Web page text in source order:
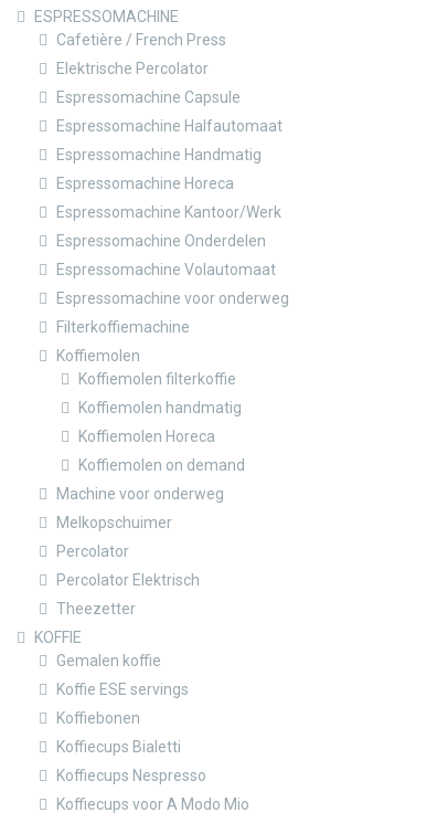
ESPRESSOMACHINE
Cafetière / French Press
Elektrische Percolator
Espressomachine Capsule
Espressomachine Halfautomaat
Espressomachine Handmatig
Espressomachine Horeca
Espressomachine Kantoor/Werk
Espressomachine Onderdelen
Espressomachine Volautomaat
Espressomachine voor onderweg
Filterkoffiemachine
Koffiemolen
Koffiemolen filterkoffie
Koffiemolen handmatig
Koffiemolen Horeca
Koffiemolen on demand
Machine voor onderweg
Melkopschuimer
Percolator
Percolator Elektrisch
Theezetter
KOFFIE
Gemalen koffie
Koffie ESE servings
Koffiebonen
Koffiecups Bialetti
Koffiecups Nespresso
Koffiecups voor A Modo Mio